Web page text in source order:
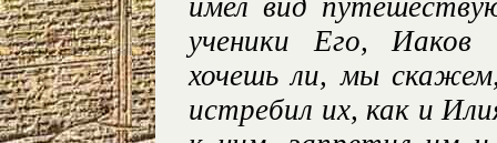
ученики Его, Иаков
хочешь ли, мы
истребил их, как и